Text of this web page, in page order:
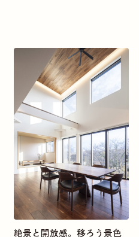
絶景と開放感。移ろう景色